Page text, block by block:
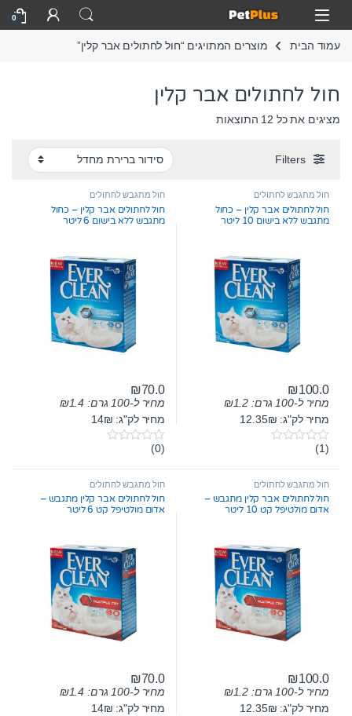
Skip to navigation
Skip to content
Open
0
עמוד הבית מוצרים המתויגים “חול לחתולים אבר קלין”
חול לחתולים אבר קלין
מציגים את כל ⁦12⁩ התוצאות
Filters
חול מתגבש לחתולים
חול לחתולים אבר קלין – כחול
מתגבש ללא בישום 10 ליטר
₪100.0
מחיר ל-100 גרם: ₪1.2
מחיר לק"ג: 12.35₪
0
t
o
f
5
(1)
חול מתגבש לחתולים
חול לחתולים אבר קלין – כחול
מתגבש ללא בישום 6 ליטר
₪70.0
מחיר ל-100 גרם: ₪1.4
מחיר לק"ג: 14₪
0
t
o
f
5
(0)
חול מתגבש לחתולים
חול לחתולים אבר קלין מתגבש –
אדום מולטיפל קט 10 ליטר
₪100.0
מחיר ל-100 גרם: ₪1.2
מחיר לק"ג: 12.35₪
חול מתגבש לחתולים
חול לחתולים אבר קלין מתגבש –
אדום מולטיפל קט 6 ליטר
₪70.0
מחיר ל-100 גרם: ₪1.4
מחיר לק"ג: 14₪